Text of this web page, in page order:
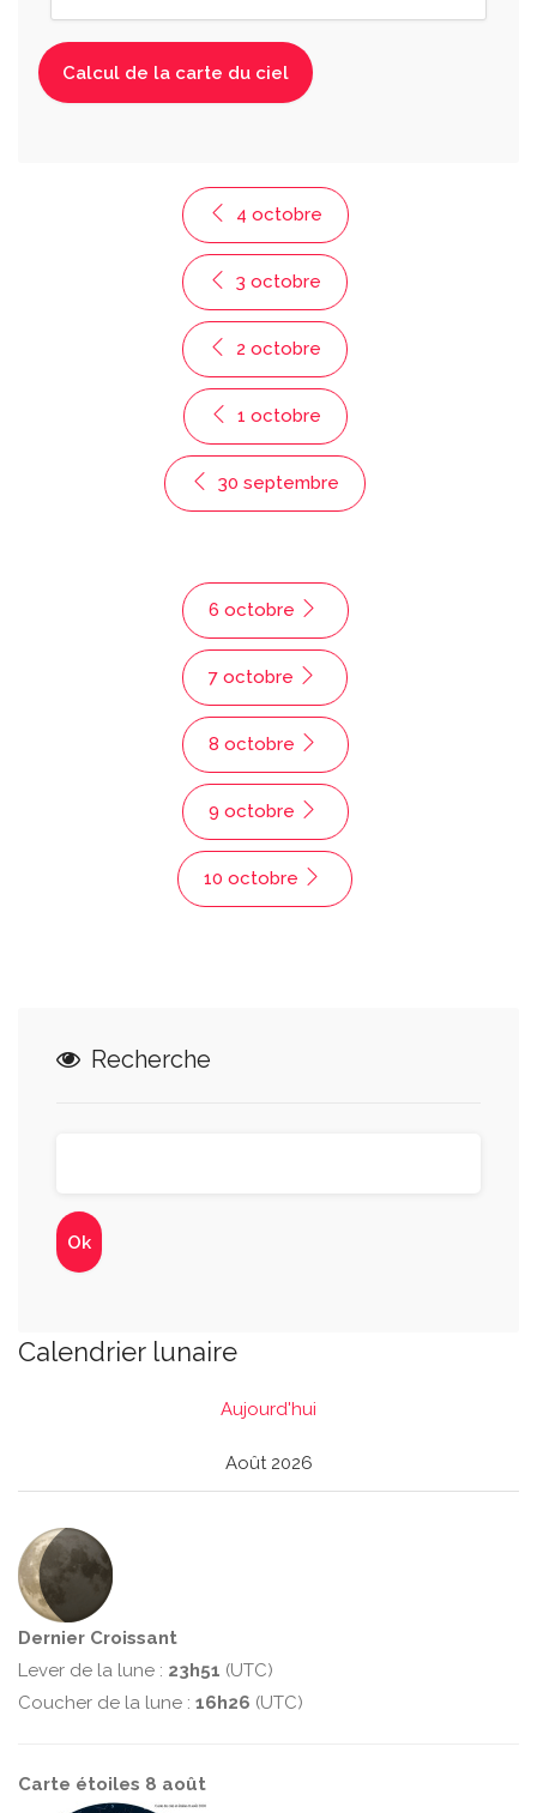
4 octobre
3 octobre
2 octobre
1 octobre
30 septembre
6 octobre
7 octobre
8 octobre
9 octobre
10 octobre
Recherche
Calendrier lunaire
Aujourd'hui
Août 2026
Dernier Croissant
Lever de la lune : 23h51 (UTC)
Coucher de la lune : 16h26 (UTC)
Carte étoiles 8 août